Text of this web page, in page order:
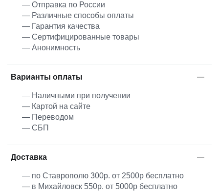
— Отправка по России
— Различные способы оплаты
— Гарантия качества
— Сертифицированные товары
— Анонимность
Варианты оплаты
— Наличными при получении
— Картой на сайте
— Переводом
— СБП
Доставка
— по Ставрополю 300р. от 2500р бесплатно
— в Михайловск 550р. от 5000р бесплатно